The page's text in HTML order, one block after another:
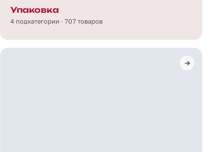
Упаковка
4 подкатегории · 707 товаров